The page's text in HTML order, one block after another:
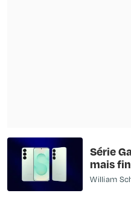
Série
mais
William